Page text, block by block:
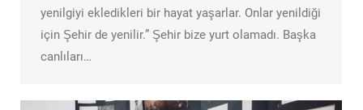
yenilgiyi ekledikleri bir hayat yaşarlar. Onlar yenildiği
için Şehir de yenilir.” Şehir bize yurt olamadı. Başka
canlıları…